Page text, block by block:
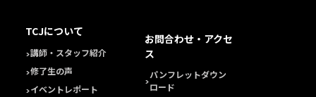
TCJについて
講師・スタッフ紹介
修了生の声
イベントレポート
お問合わせ・アクセ
ス
パンフレットダウン
ロード